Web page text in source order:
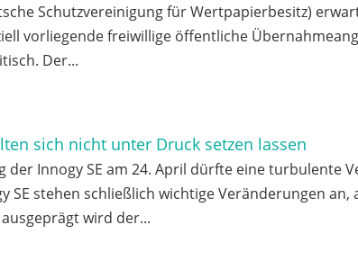
Schutzvereinigung für Wertpapierbesitz)
vorliegende freiwillige öffentliche
Der...
sich nicht unter Druck setzen lassen
der Innogy SE am 24. April dürfte eine turbulente
SE stehen schließlich wichtige Veränderungen an,
wird der...